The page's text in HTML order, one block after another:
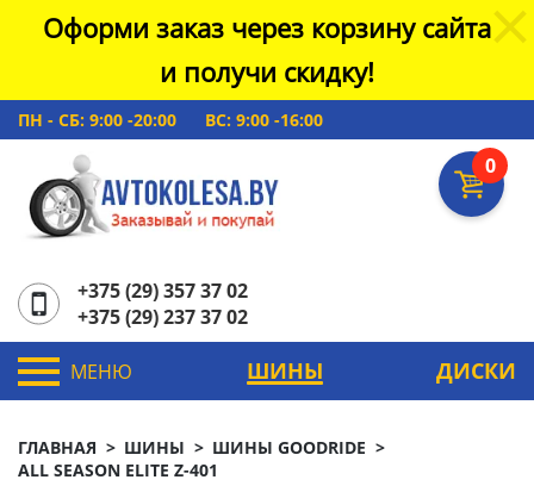
Оформи заказ через корзину сайта
и получи скидку!
ПН - СБ: 9:00 -20:00 ВС: 9:00 -16:00
0
+375 (29) 357 37 02
+375 (29) 237 37 02
МЕНЮ ШИНЫ ДИСКИ
ГЛАВНАЯ ШИНЫ
ШИНЫ GOODRIDE
ALL SEASON ELITE Z-401